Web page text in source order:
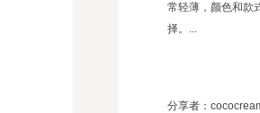
常轻薄，颜色和款
择。...
分享者：